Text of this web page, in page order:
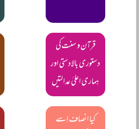
قرآن و سنت کی
دستوری بالادستی اور
ہماری اعلیٰ عدالتیں
کیا انصاف اِسے